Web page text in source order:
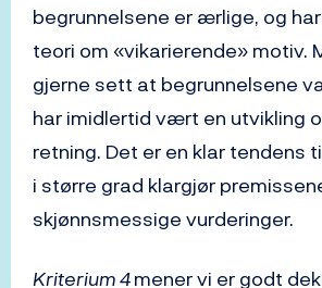
begrunnelsene er ærlige, og
teori om «vikarierende» motiv.
gjerne sett at begrunnelsene
har imidlertid vært en utvikling
retning. Det er en klar tendens
i større grad klargjør
skjønnsmessige vurderinger.
Kriterium 4mener vi er godt